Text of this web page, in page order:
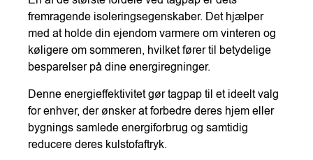
fremragende isoleringsegenskaber. Det hjælper
med at holde din ejendom varmere om vinteren og
køligere om sommeren, hvilket fører til betydelige
besparelser på dine energiregninger.
Denne energieffektivitet gør tagpap til et ideelt valg
for enhver, der ønsker at forbedre deres hjem eller
bygnings samlede energiforbrug og samtidig
reducere deres kulstofaftryk.